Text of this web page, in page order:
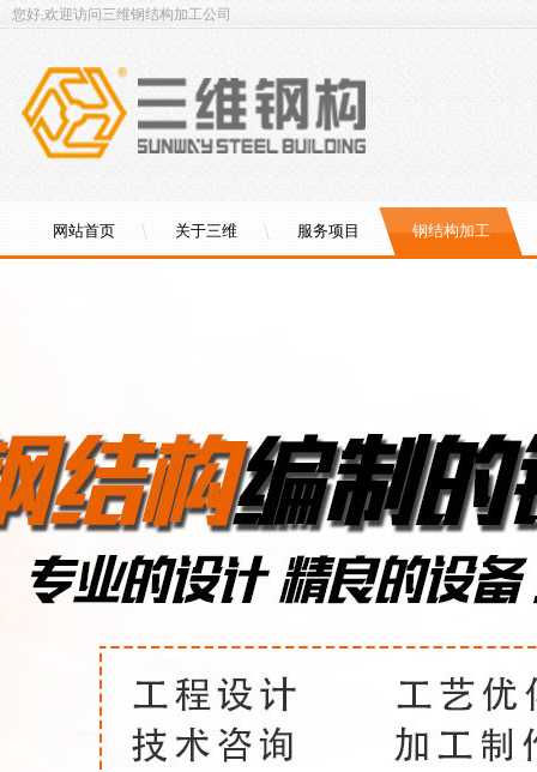
您好,欢迎访问三维钢结构加工公司
网站首页 关于三维 服务项目 钢结构加工